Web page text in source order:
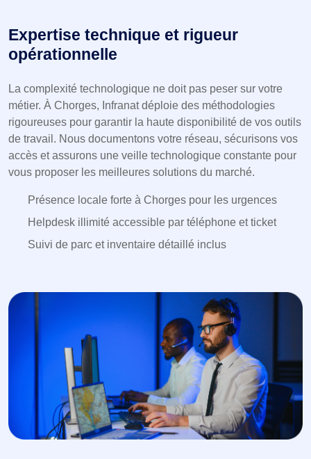
Expertise technique et rigueur
opérationnelle
La complexité technologique ne doit pas peser sur votre
métier. À Chorges, Infranat déploie des méthodologies
rigoureuses pour garantir la haute disponibilité de vos outils
de travail. Nous documentons votre réseau, sécurisons vos
accès et assurons une veille technologique constante pour
vous proposer les meilleures solutions du marché.
Présence locale forte à Chorges pour les urgences
Helpdesk illimité accessible par téléphone et ticket
Suivi de parc et inventaire détaillé inclus